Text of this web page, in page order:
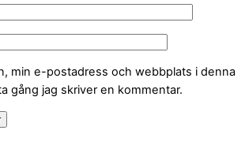
min e-postadress och webbplats i denna
gång jag skriver en kommentar.